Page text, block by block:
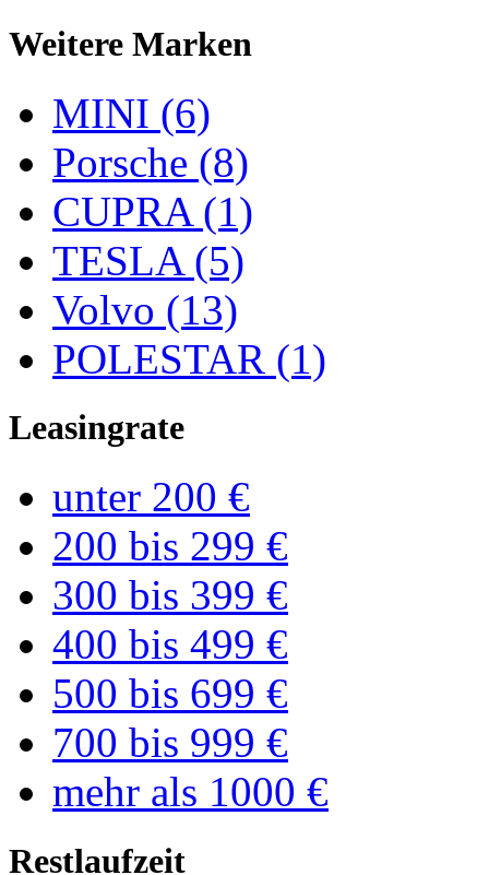
Weitere Marken
MINI (6)
Porsche (8)
CUPRA (1)
TESLA (5)
Volvo (13)
POLESTAR (1)
Leasingrate
unter 200 €
200 bis 299 €
300 bis 399 €
400 bis 499 €
500 bis 699 €
700 bis 999 €
mehr als 1000 €
Restlaufzeit